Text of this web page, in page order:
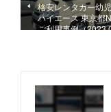
格安レンタカー幼
ハイエース 東京都
ご利用事例（